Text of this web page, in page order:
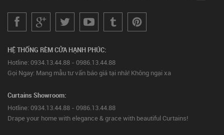
HỆ THỐNG RÈM CỬA HẠNH PHÚC:
Hotline: 0934.13.44.88 - 0986.13.44.88
Gọi Ngay: Mang mẫu tư vấn báo giá tại nhà! Không ngại xa
Curtains Showroom:
Hotline: 0934.13.44.88 - 0986.13.44.88
Drape your home with elegance & grace with beautiful Curtains!